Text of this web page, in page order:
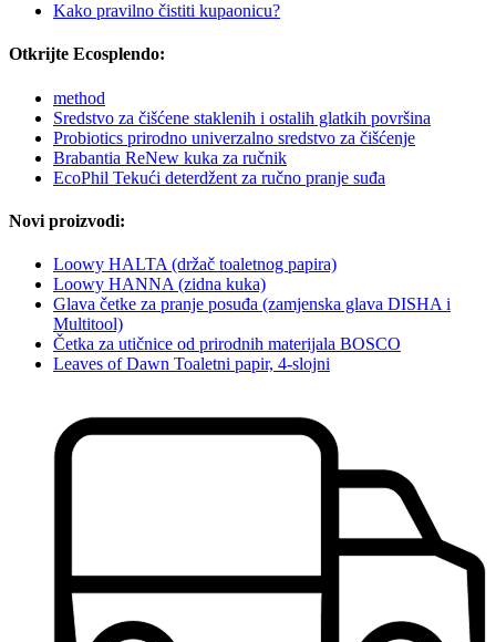
Kako pravilno čistiti kupaonicu?
Otkrijte Ecosplendo:
method
Sredstvo za čišćene staklenih i ostalih glatkih površina
Probiotics prirodno univerzalno sredstvo za čišćenje
Brabantia ReNew kuka za ručnik
EcoPhil Tekući deterdžent za ručno pranje suđa
Novi proizvodi:
Loowy HALTA (držač toaletnog papira)
Loowy HANNA (zidna kuka)
Glava četke za pranje posuđa (zamjenska glava DISHA i
Multitool)
Četka za utičnice od prirodnih materijala BOSCO
Leaves of Dawn Toaletni papir, 4-slojni